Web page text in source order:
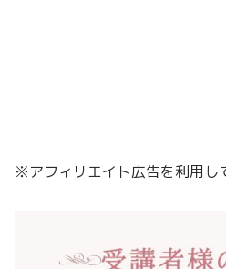
※アフィリエイト広告を利用し